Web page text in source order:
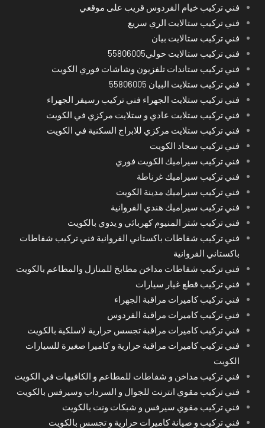
فني تركيب خيام الفردوس قريب على موقعي
فني تركيب ستالايت الري سريع
فني تركيب ستالايت بيان
فني تركيب ستالايت حولي55806005
فني تركيب ستاندات تلفزيون وشاشات فوري الكويت
فني تركيب ستلايت البيان 55806005
فني تركيب ستلايت الجهراء فني تركيب رسيفر الجهراء
فني تركيب ستلايت عادي و ستلايت مركزي في الكويت
فني تركيب ستلايت مركزي للابراج السكنية في الكويت
فني تركيب سجاد الكويت
فني تركيب سيراميك الكويت فوري
فني تركيب سيراميك غرناطة
فني تركيب سيراميك مدينة الكويت
فني تركيب سيراميك هندي الفروانية
فني تركيب شتر المنيوم كهربائي و يدوي بالكويت
فني تركيب شفاطات باكستاني الفروانية فني تركيب شفاطات
باكستاني الفروانية
فني تركيب شفاطات مداخن مطابخ للمنازل والمطاعم بالكويت
فني تركيب قطع غيار سيارات
فني تركيب كاميرات مراقبة الجهراء
فني تركيب كاميرات مراقبة الفردوس
فني تركيب كاميرات مراقبة تجسس حرارية لاسلكية بالكويت
فني تركيب كاميرات مراقبة حرارية و كاميرا صغيرة للسيارات
الكويت
فني تركيب مداخن و شفاطات للمطاعم و الكافيهات في الكويت
فني تركيب مقوي انترنت للجوال و السرداب وسيرفس بالكويت
فني تركيب مقوي سيرفس و شبكات ونت بالكويت
فني تركيب و صيانة كاميرات حرارية و تجسس بالكويت